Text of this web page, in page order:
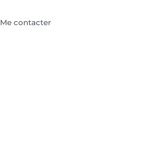
Me contacter